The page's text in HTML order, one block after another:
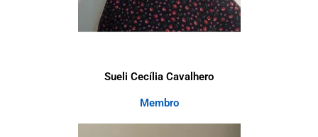
Sueli Cecília Cavalhero
Membro